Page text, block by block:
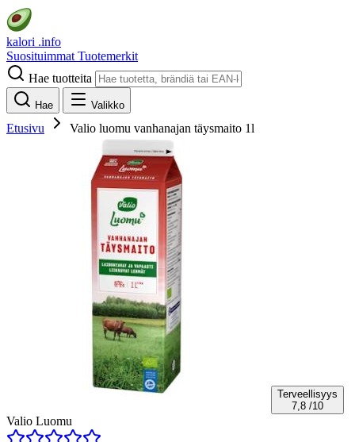
kalori .info
Suosituimmat Tuotemerkit
Hae tuotteita
Hae Valikko
Etusivu Valio luomu vanhanajan täysmaito 1l
Terveellisyys
7,8 /10
Valio Luomu